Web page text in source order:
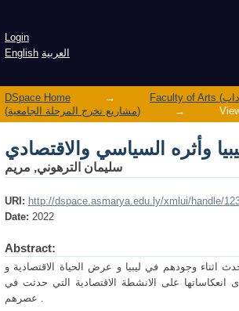
Login
English العربية
DSpace Home →
(مشاريع تخرج المرحلة الجامعية)
→
وأثره السياسي والاقتصادي
سليمان الترهوني, مريم
URI: http://dspace.asmarya.edu.ly/xmlui/handle/
Date: 2022
Abstract:
اثناء وجودهم في ليبيا و عرض الحياة الاقتصادية و
انعكاساتها على الانشطة الاقتصادية التي حدثت في
عصرهم .